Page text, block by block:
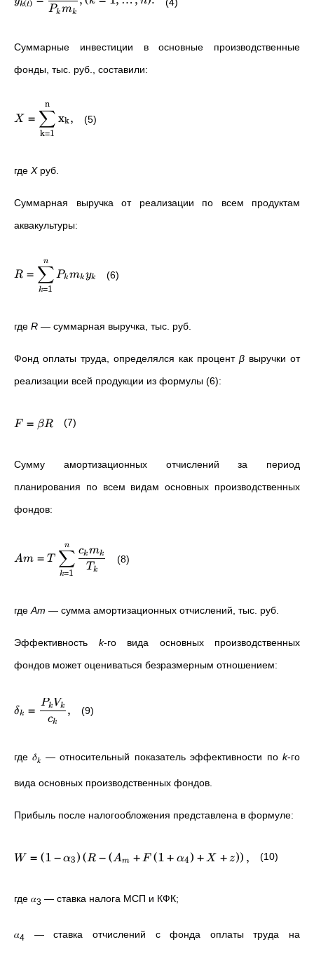
k(t)
Pkmk
Суммарные инвестиции в основные производственные
фонды, тыс. руб., составили:
X =
k=1
∑
n
xk, (5)
где Xруб.
Суммарная выручка от реализации по всем продуктам
аквакультуры:
R =
k=1
∑
n
Pkmk yk (6)
где R — суммарная выручка, тыс. руб.
Фонд оплаты труда, определялся как процент β выручки от
реализации всей продукции из формулы (6):
F = βR (7)
Сумму амортизационных отчислений за период
планирования по всем видам основных производственных
фондов:
Am = T
k=1
∑
n
Tk
ck mk (8)
где Am — сумма амортизационных отчислений, тыс. руб.
Эффективность k-го вида основных производственных
фондов может оцениваться безразмерным отношением:
δk =
ck
Pk Vk , (9)
где𝛿𝑘 —относительный показатель эффективности поk-го
вида основных производственных фондов.
Прибыль после налогообложения представлена в формуле:
W = (1− α3)(R −(Am + F (1+ α4) + X + z)) , (10)
где 𝛼3 — ставка налога МСП и КФК;
𝛼4 —ставка отчислений с фонда оплаты труда на